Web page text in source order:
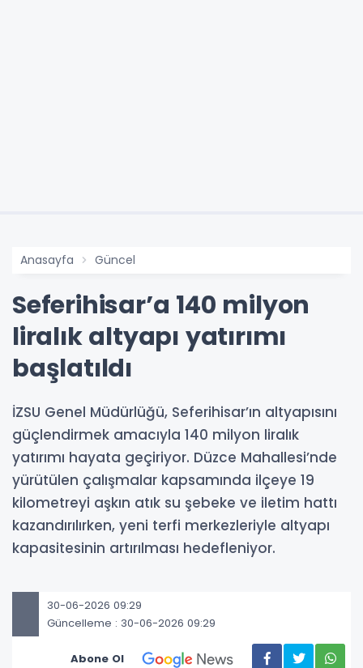
Anasayfa Güncel
Seferihisar’a 140 milyon
liralık altyapı yatırımı
başlatıldı
İZSU Genel Müdürlüğü, Seferihisar’ın altyapısını
güçlendirmek amacıyla 140 milyon liralık
yatırımı hayata geçiriyor. Düzce Mahallesi’nde
yürütülen çalışmalar kapsamında ilçeye 19
kilometreyi aşkın atık su şebeke ve iletim hattı
kazandırılırken, yeni terfi merkezleriyle altyapı
kapasitesinin artırılması hedefleniyor.
30-06-2026 09:29
Güncelleme : 30-06-2026 09:29
Abone Ol